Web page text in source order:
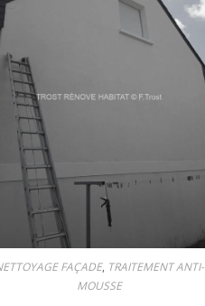
FAÇADE, TRAITEMENT ANTI-
MOUSSE